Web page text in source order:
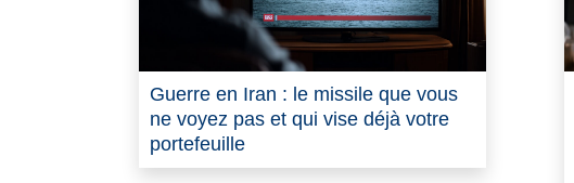
Guerre en Iran : le missile que vous
ne voyez pas et qui vise déjà votre
portefeuille